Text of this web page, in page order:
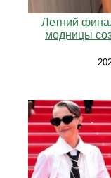
Летний
модницы